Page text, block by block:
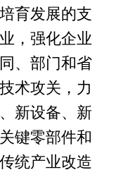
育发展的支
，强化企业
、部门和省
术攻关，力
新设备、新
键零部件和
统产业改造